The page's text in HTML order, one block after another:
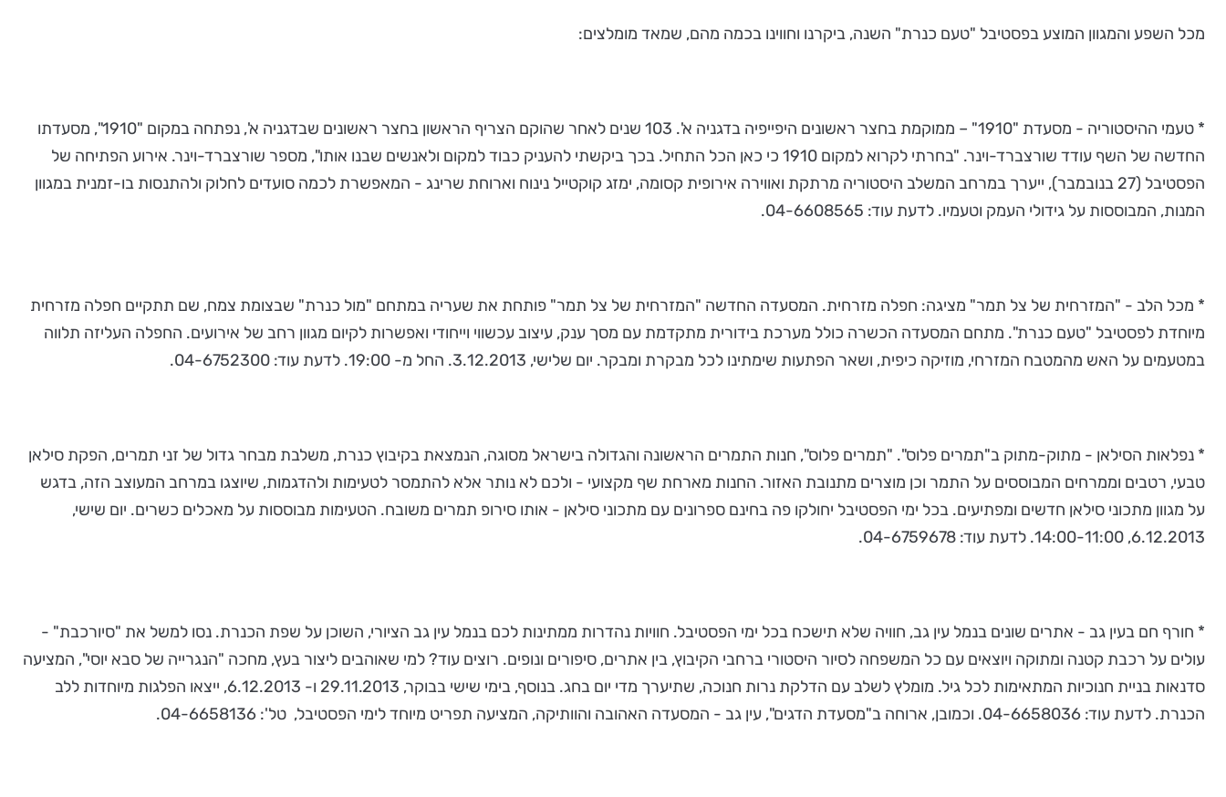
מכל השפע והמגוון המוצע בפסטיבל "טעם כנרת" השנה, ביקרנו וחווינו בכמה מהם, שמאד מומלצים:
* טעמי ההיסטוריה - מסעדת "1910" – ממוקמת בחצר ראשונים היפייפיה בדגניה א'. 103 שנים לאחר שהוקם הצריף הראשון בחצר ראשונים שבדגניה א', נפתחה במקום "1910", מסעדתו
החדשה של השף עודד שורצברד-וינר. "בחרתי לקרוא למקום 1910 כי כאן הכל התחיל. בכך ביקשתי להעניק כבוד למקום ולאנשים שבנו אותו", מספר שורצברד-וינר. אירוע הפתיחה של
הפסטיבל (27 בנובמבר), ייערך במרחב המשלב היסטוריה מרתקת ואווירה אירופית קסומה, ימזג קוקטייל נינוח וארוחת שרינג - המאפשרת לכמה סועדים לחלוק ולהתנסות בו-זמנית במגוון
המנות, המבוססות על גידולי העמק וטעמיו. לדעת עוד: 04-6608565.
* מכל הלב - "המזרחית של צל תמר" מציגה: חפלה מזרחית. המסעדה החדשה "המזרחית של צל תמר" פותחת את שעריה במתחם "מול כנרת" שבצומת צמח, שם תתקיים חפלה מזרחית
מיוחדת לפסטיבל "טעם כנרת". מתחם המסעדה הכשרה כולל מערכת בידורית מתקדמת עם מסך ענק, עיצוב עכשווי וייחודי ואפשרות לקיום מגוון רחב של אירועים. החפלה העליזה תלווה
במטעמים על האש מהמטבח המזרחי, מוזיקה כיפית, ושאר הפתעות שימתינו לכל מבקרת ומבקר. יום שלישי, 3.12.2013. החל מ- 19:00. לדעת עוד: 04-6752300.
* נפלאות הסילאן - מתוק-מתוק ב"תמרים פלוס". "תמרים פלוס", חנות התמרים הראשונה והגדולה בישראל מסוגה, הנמצאת בקיבוץ כנרת, משלבת מבחר גדול של זני תמרים, הפקת סילאן
טבעי, רטבים וממרחים המבוססים על התמר וכן מוצרים מתנובת האזור. החנות מארחת שף מקצועי - ולכם לא נותר אלא להתמסר לטעימות ולהדגמות, שיוצגו במרחב המעוצב הזה, בדגש
על מגוון מתכוני סילאן חדשים ומפתיעים. בכל ימי הפסטיבל יחולקו פה בחינם ספרונים עם מתכוני סילאן - אותו סירופ תמרים משובח. הטעימות מבוססות על מאכלים כשרים. יום שישי,
6.12.2013, 14:00-11:00. לדעת עוד: 04-6759678.
* חורף חם בעין גב - אתרים שונים בנמל עין גב, חוויה שלא תישכח בכל ימי הפסטיבל. חוויות נהדרות ממתינות לכם בנמל עין גב הציורי, השוכן על שפת הכנרת. נסו למשל את "סיורכבת" -
עולים על רכבת קטנה ומתוקה ויוצאים עם כל המשפחה לסיור היסטורי ברחבי הקיבוץ, בין אתרים, סיפורים ונופים. רוצים עוד? למי שאוהבים ליצור בעץ, מחכה "הנגרייה של סבא יוסי", המציעה
סדנאות בניית חנוכיות המתאימות לכל גיל. מומלץ לשלב עם הדלקת נרות חנוכה, שתיערך מדי יום בחג. בנוסף, בימי שישי בבוקר, 29.11.2013 ו- 6.12.2013, ייצאו הפלגות מיוחדות ללב
הכנרת. לדעת עוד: 04-6658036. וכמובן, ארוחה ב"מסעדת הדגים", עין גב - המסעדה האהובה והוותיקה, המציעה תפריט מיוחד לימי הפסטיבל, טל': 04-6658136.